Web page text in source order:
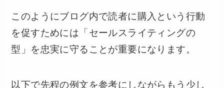
このようにブログ内で読者に購入という行動
を促すためには「セールスライティングの
型」を忠実に守ることが重要になります。
以下で先程の例文を参考にしながらもう少し